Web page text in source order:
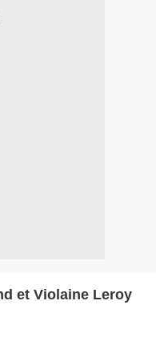
et Violaine Leroy